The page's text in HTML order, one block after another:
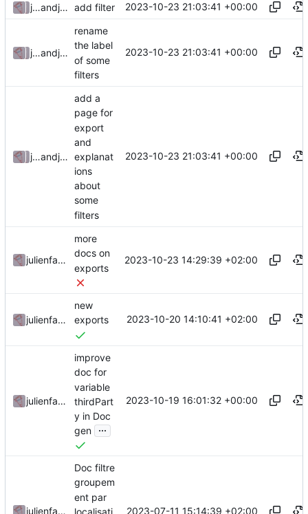
julienfastreand julienfastre add filter 2023-10-23 21:03:41 +00:00
julienfastreand julienfastre
rename
the label
of some
filters
2023-10-23 21:03:41 +00:00
julienfastreand julienfastre
add a
page for
export
and
explanat
ions
about
some
filters
2023-10-23 21:03:41 +00:00
julienfastre
more
docs on
exports
2023-10-23 14:29:39 +02:00
julienfastre
new
exports
2023-10-20 14:10:41 +02:00
julienfastre
improve
doc for
variable
thirdPart
y in Doc
gen ...
2023-10-19 16:01:32 +00:00
julienfastre
Doc filtre
groupem
ent par
localisati
2023-07-11 15:14:39 +02:00